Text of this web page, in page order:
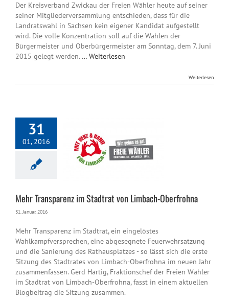
Der Kreisverband Zwickau der Freien Wähler heute auf seiner
seiner Mitgliederversammlung entschieden, dass für die
Landratswahl in Sachsen kein eigener Kandidat aufgestellt
wird. Die volle Konzentration soll auf die Wahlen der
Bürgermeister und Oberbürgermeister am Sonntag, dem 7. Juni
2015 gelegt werden. … Weiterlesen
Weiterlesen
31
01, 2016
Oberfrohna
Mehr Transparenz im Stadtrat von Limbach-Oberfrohna
31. Januar, 2016
Mehr Transparenz im Stadtrat, ein eingelöstes
Wahlkampfversprechen, eine abgesegnete Feuerwehrsatzung
und die Sanierung des Rathausplatzes - so lässt sich die erste
Sitzung des Stadtrates von Limbach-Oberfrohna im neuen Jahr
zusammenfassen. Gerd Härtig, Fraktionschef der Freien Wähler
im Stadtrat von Limbach-Oberfrohna, fasst in einem aktuellen
Blogbeitrag die Sitzung zusammen.